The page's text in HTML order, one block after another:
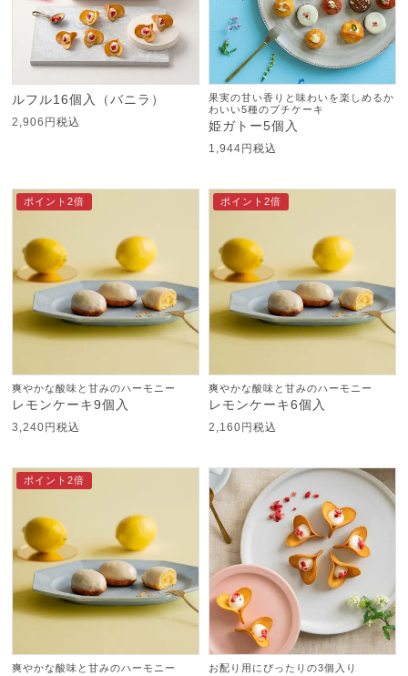
ルフル16個入（バニラ）
2,906 税込
果実の甘い香りと味わいを楽しめるか
わいい5種のプチケーキ
姫ガトー5個入
1,944 税込
ポイント2倍
爽やかな酸味と甘みのハーモニー
レモンケーキ9個入
3,240 税込
ポイント2倍
爽やかな酸味と甘みのハーモニー
レモンケーキ6個入
2,160 税込
ポイント2倍
爽やかな酸味と甘みのハーモニー お配り用にぴったりの3個入り